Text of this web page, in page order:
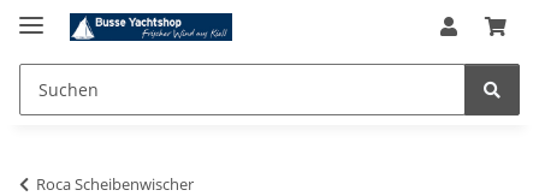
Roca Scheibenwischer